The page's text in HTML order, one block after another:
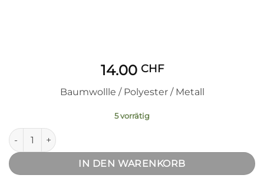
14.00 CHF
Baumwollle / Polyester / Metall
5 vorrätig
Feenkleider im Koffer, Kleine Schwester Maus Menge
IN DEN WARENKORB